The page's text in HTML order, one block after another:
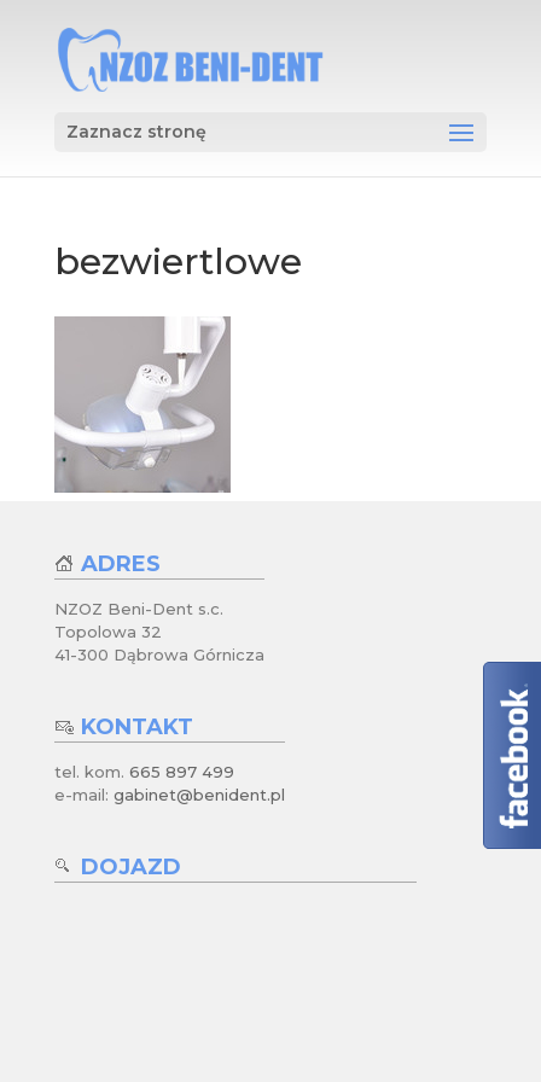
Zaznacz stronę
bezwiertlowe
ADRES
NZOZ Beni-Dent s.c.
Topolowa 32
41-300 Dąbrowa Górnicza
KONTAKT
tel. kom. 665 897 499
e-mail: gabinet@benident.pl
DOJAZD